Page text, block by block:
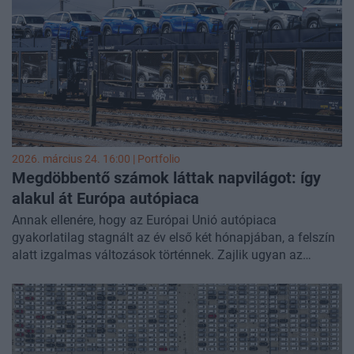
111 ezret a múlt hónap végén, amelyek közül mintegy 102
500 személygépkocsi volt.
2026. március 24. 16:00 | Portfolio
Megdöbbentő számok láttak napvilágot: így
alakul át Európa autópiaca
Annak ellenére, hogy az Európai Unió autópiaca
gyakorlatilag stagnált az év első két hónapjában, a felszín
alatt izgalmas változások történnek. Zajlik ugyan az
sokkal inkább az átmeneti technológiákról szól, sem mint a
teljesen elektromos autók forradalmáról. Érdemi növekedés
van ugyan az elektromos autóknál, de az Unióban eladott
új autók 81 százalékában még mindig van valamilyen